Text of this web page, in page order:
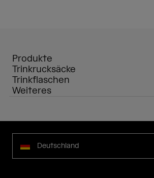
Produkte
Trinkrucksäcke
Trinkflaschen
Weiteres
Deutschland